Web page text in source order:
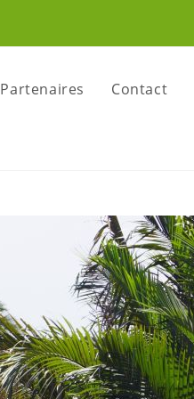
Partenaires Contact